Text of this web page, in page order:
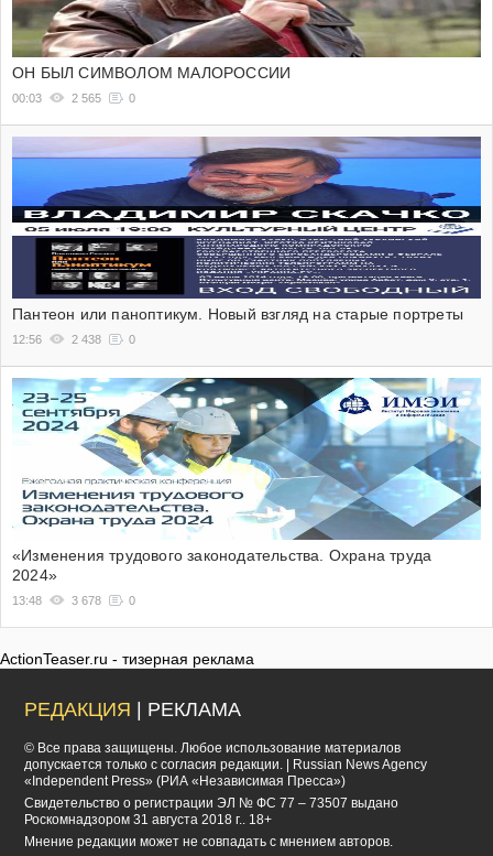
ОН БЫЛ СИМВОЛОМ МАЛОРОССИИ
00:03 2 565 0
Пантеон или паноптикум. Новый взгляд на старые портреты
12:56 2 438 0
«Изменения трудового законодательства. Охрана труда
2024»
13:48 3 678 0
ActionTeaser.ru - тизерная реклама
РЕДАКЦИЯ | РЕКЛАМА
© Все права защищены. Любое использование материалов
допускается только с согласия редакции. | Russian News Agency
«Independent Press» (РИА «Независимая Пресса»)
Cвидетельство о регистрации ЭЛ № ФС 77 – 73507 выдано
Роскомнадзором 31 августа 2018 г.. 18+
Мнение редакции может не совпадать с мнением авторов.